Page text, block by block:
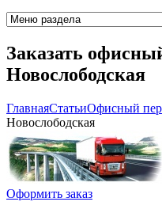
Заказать
Новослободская
ГлавнаяCтатьиОфисный
Новослободская
Оформить заказ